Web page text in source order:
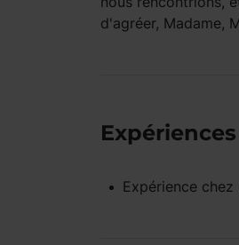
d'agréer, Madame,
Expériences
Expérience chez